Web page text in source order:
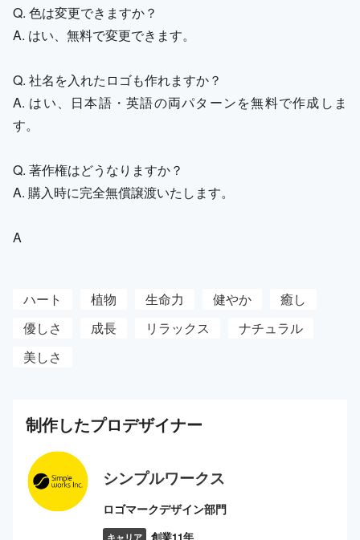
Q. 色は変更できますか？
A. はい、無料で変更できます。
Q. 社名を入れたロゴも作れますか？
A. はい、日本語・英語の両パターンを無料で作成しま
す。
Q. 著作権はどうなりますか？
A. 購入時に完全無償譲渡いたします。
A
ハート 植物 生命力 健やか
癒し
優しさ
成長 リラックス
ナチュラル
美しさ
制作したプロデザイナー
シンプルワークス
ロゴマークデザイン部門
キャリア 創業11年